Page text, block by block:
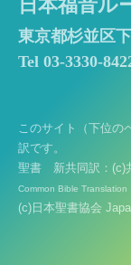
日本福音ル
東京都杉並区
Tel 03-3330-
このサイト（下位の
訳です。
聖書 新共同訳：(c)
Common Bible Translation
(c)日本聖書協会